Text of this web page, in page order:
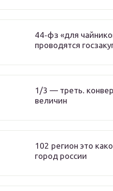
44‑фз «для
проводятся
1/3 — треть.
величин
102 регион это
город россии